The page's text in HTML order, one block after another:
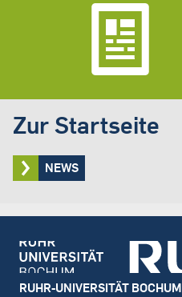
Zur Startseite
NEWS
Footer
RUHR-UNIVERSITÄT BOCHUM